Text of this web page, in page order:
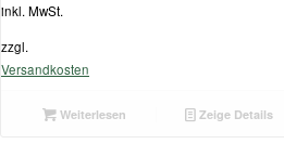
inkl. MwSt.
zzgl.
Versandkosten
Weiterlesen Zeige Details